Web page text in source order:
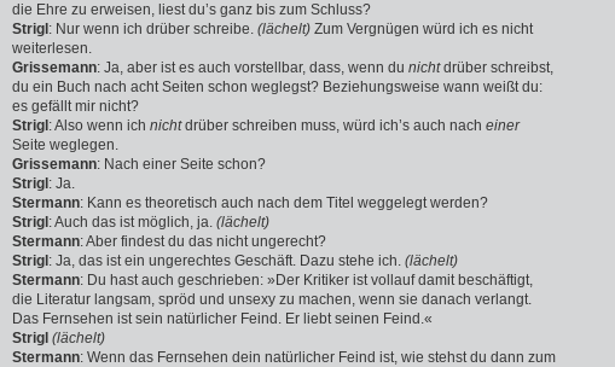
die Ehre zu erweisen, liest du’s ganz bis zum Schluss?
Strigl : Nur wenn ich drüber schreibe. (lächelt) Zum Vergnügen würd ich es nicht
weiterlesen.
Grissemann: Ja, aber ist es auch vorstellbar, dass, wenn du nichtdrüber schreibst,
du ein Buch nach acht Seiten schon weglegst? Beziehungsweise wann weißt du:
es gefällt mir nicht?
Strigl : Also wenn ich nichtdrüber schreiben muss, würd ich’s auch nach einer
Seite weglegen.
Grissemann: Nach einer Seite schon?
Strigl : Ja.
Stermann: Kann es theoretisch auch nach dem Titel weggelegt werden?
Strigl : Auch das ist möglich, ja. (lächelt)
Stermann: Aber findest du das nicht ungerecht?
Strigl : Ja, das ist ein ungerechtes Geschäft. Dazu stehe ich. (lächelt)
Stermann: Du hast auch geschrieben: »Der Kritiker ist vollauf damit beschäftigt,
die Literatur langsam, spröd und unsexy zu machen, wenn sie danach verlangt.
Das Fernsehen ist sein natürlicher Feind. Er liebt seinen Feind.«
Strigl (lächelt)
Stermann: Wenn das Fernsehen dein natürlicher Feind ist, wie stehst du dann zum